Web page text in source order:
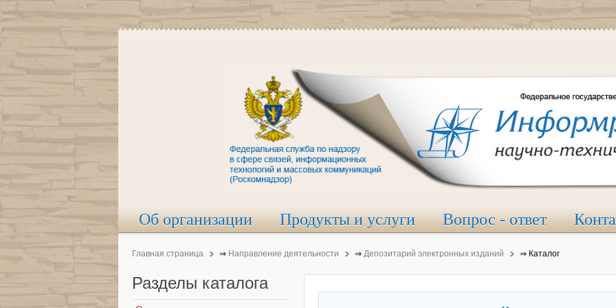
Об организации Продукты и услуги Вопрос - ответ
Главная страница ⇒ Направление деятельности ⇒ Депозитарий электронных изданий ⇒ Каталог
Разделы каталога